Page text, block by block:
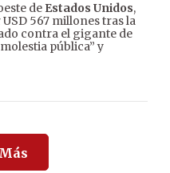
de Estados Unidos,
567 millones tras la
contra el gigante de
pública” y